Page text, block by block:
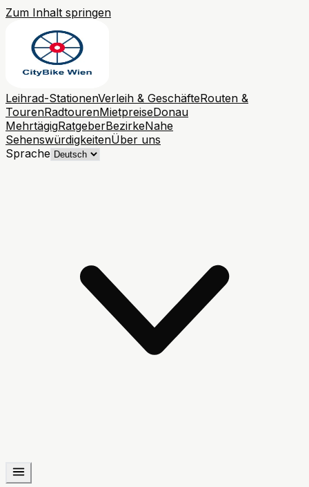
Zum Inhalt springen
Leihrad-StationenVerleih & GeschäfteRouten &
TourenRadtourenMietpreiseDonau
MehrtägigRatgeberBezirkeNahe
SehenswürdigkeitenÜber uns
Sprache